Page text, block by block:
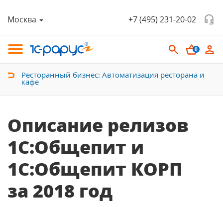
Москва +7 (495) 231-20-02
0
Ресторанный бизнес: Автоматизация ресторана и
кафе
Описание релизов
1С:Общепит и
1С:Общепит КОРП
за 2018 год